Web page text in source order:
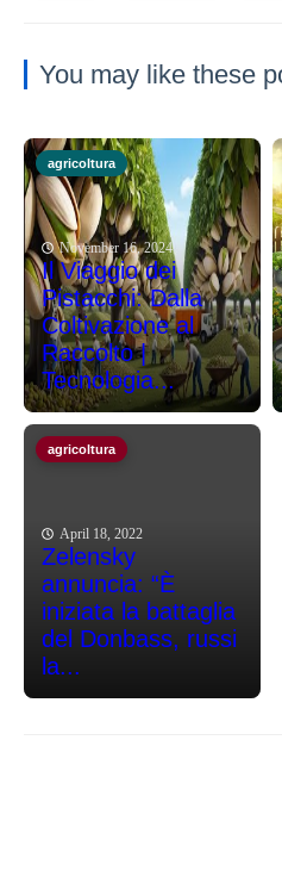
You may like these
agricoltura
November 16, 2024
Il Viaggio dei
Pistacchi: Dalla
Coltivazione al
Raccolto |
Tecnologia...
agricoltura
April 18, 2022
Zelensky
annuncia: “È
iniziata la battaglia
del Donbass, russi
la...